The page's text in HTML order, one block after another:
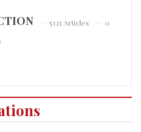
5321 Articles
0